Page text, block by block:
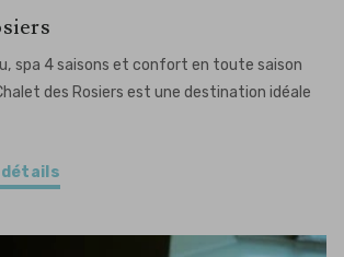
spa 4 saisons et confort en toute saison
des Rosiers est une destination idéale
détails